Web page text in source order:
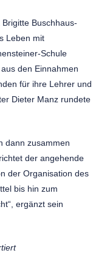
Buschhaus-
Leben mit
Schule
den Einnahmen
für ihre Lehrer und
Dieter Manz rundete
dann zusammen
der angehende
der Organisation des
bis hin zum
ergänzt sein